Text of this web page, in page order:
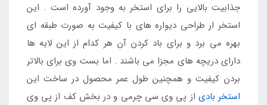
جذابیت بالایی را برای استخر به وجود آورده است . این
استخر ار طراحی دیواره های با کیفیت به صورت طبقه ای
بهره می برد و برای باد کردن آن هر کدام از این لایه ها
دارای دریچه های مجزا می باشند . اما بست وی برای بالاتر
بردن کیفیت و همچنین طول عمر محصول در ساخت این
استخر بادی از پی وی سی چرمی و در بخش کف از پی وی